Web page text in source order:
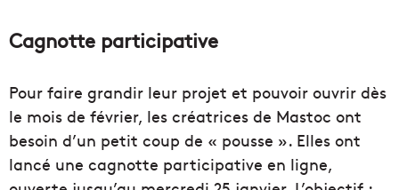
Cagnotte participative
Pour faire grandir leur projet et pouvoir ouvrir dès
le mois de février, les créatrices de Mastoc ont
besoin d’un petit coup de « pousse ». Elles ont
lancé une cagnotte participative en ligne,